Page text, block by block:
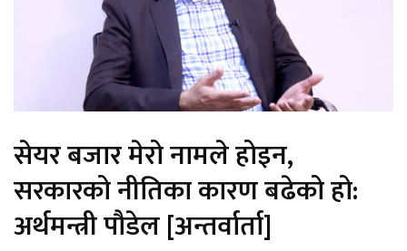
सेयर बजार मेरो नामले होइन,
सरकारको नीतिका कारण बढेको हो:
अर्थमन्त्री पौडेल [अन्तर्वार्ता]